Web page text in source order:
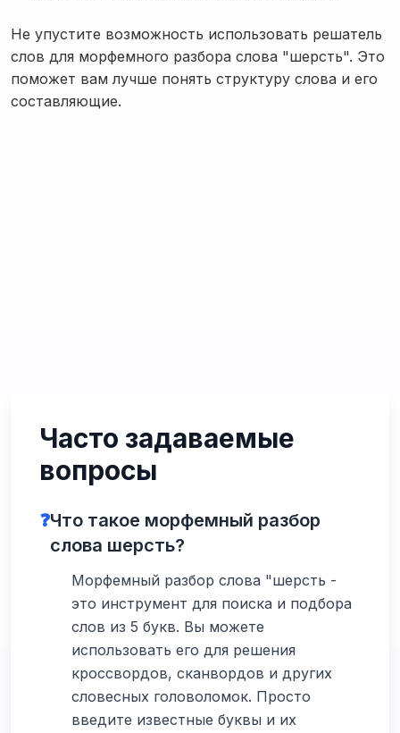
Не упустите возможность использовать решатель
слов для морфемного разбора слова "шерсть". Это
поможет вам лучше понять структуру слова и его
составляющие.
Часто задаваемые
вопросы
❓Что такое морфемный разбор
слова шерсть?
Морфемный разбор слова "шерсть -
это инструмент для поиска и подбора
слов из 5 букв. Вы можете
использовать его для решения
кроссвордов, сканвордов и других
словесных головоломок. Просто
введите известные буквы и их